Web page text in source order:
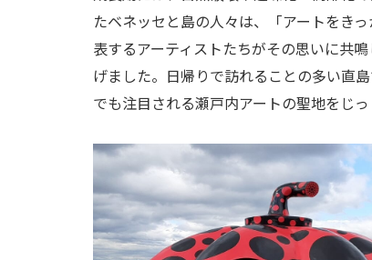
たベネッセと島の人々は、「アートをき
表するアーティストたちがその思いに共
げました。日帰りで訪れることの多い直
でも注目される瀬戸内アートの聖地をじっ